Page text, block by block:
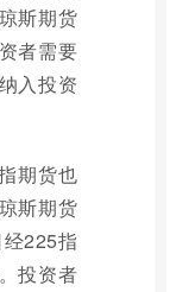
斯期货
者需要
入投资
期货也
斯期货
225指
投资者